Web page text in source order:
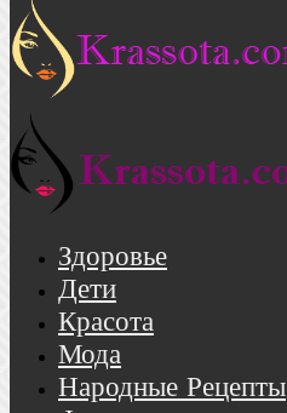
Здоровье
Дети
Красота
Мода
Народные Рецепты